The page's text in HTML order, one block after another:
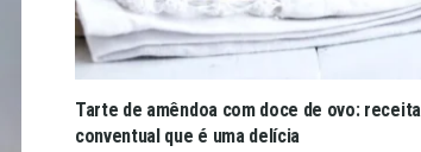
Tarte de amêndoa com doce de ovo: receita
conventual que é uma delícia